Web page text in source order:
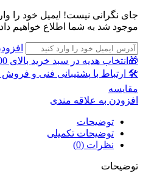
جای نگرانی نیست! ایمیل خود را
موجود شد به شما اطلاع خواهیم
🎁انتخاب هدیه در سبد خرید بالای 500,000 تومان
🛠 ارتباط با پشتیبانی فنی و فروش
مقايسه
افزودن به علاقه مندی
توضیحات
توضیحات تکمیلی
نظرات (0)
توضیحات